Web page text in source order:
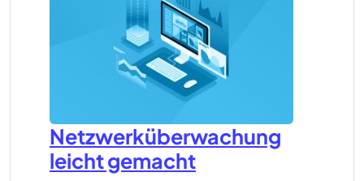
Netzwerküberwachung
leicht gemacht